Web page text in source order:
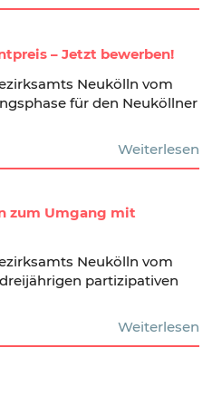
– Jetzt bewerben!
Neukölln vom
für den Neuköllner
Weiterlesen
zum Umgang mit
Neukölln vom
partizipativen
Weiterlesen